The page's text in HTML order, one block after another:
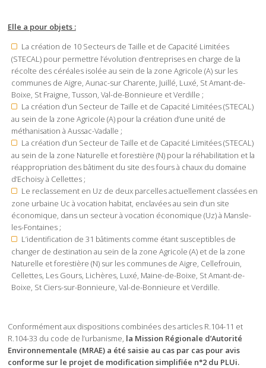
Elle a pour objets :
La création de 10 Secteurs de Taille et de Capacité Limitées
(STECAL) pour permettre l’évolution d’entreprises en charge de la
récolte des céréales isolée au sein de la zone Agricole (A) sur les
communes de Aigre, Aunac-sur Charente, Juillé, Luxé, St Amant-de-
Boixe, St Fraigne, Tusson, Val-de-Bonnieure et Verdille ;
La création d’un Secteur de Taille et de Capacité Limitées (STECAL)
au sein de la zone Agricole (A) pour la création d’une unité de
méthanisation à Aussac-Vadalle ;
La création d’un Secteur de Taille et de Capacité Limitées (STECAL)
au sein de la zone Naturelle et forestière (N) pour la réhabilitation et la
réappropriation des bâtiment du site des fours à chaux du domaine
d’Echoisy à Cellettes ;
Le reclassement en Uz de deux parcelles actuellement classées en
zone urbaine Uc à vocation habitat, enclavées au sein d’un site
économique, dans un secteur à vocation économique (Uz) à Mansle-
les-Fontaines ;
L’identification de 31 bâtiments comme étant susceptibles de
changer de destination au sein de la zone Agricole (A) et de la zone
Naturelle et forestière (N) sur les communes de Aigre, Cellefrouin,
Cellettes, Les Gours, Lichères, Luxé, Maine-de-Boixe, St Amant-de-
Boixe, St Ciers-sur-Bonnieure, Val-de-Bonnieure et Verdille.
Conformément aux dispositions combinées des articles R.104-11 et
R.104-33 du code de l’urbanisme, la Mission Régionale d’Autorité
Environnementale (MRAE) a été saisie au cas par cas pour avis
conforme sur le projet de modification simplifiée n°2 du PLUi.